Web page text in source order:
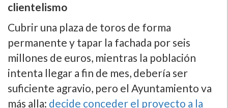
clientelismo
Cubrir una plaza de toros de forma
permanente y tapar la fachada por seis
millones de euros, mientras la población
intenta llegar a fin de mes, deberí­a ser
suficiente agravio, pero el Ayuntamiento va
más alla: decide conceder el proyecto a la